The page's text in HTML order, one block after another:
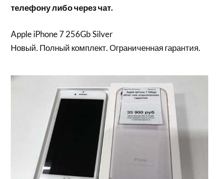
телефону либо через чат.
Apple iPhone 7 256Gb Silver
Новый. Полный комплект. Ограниченная гарантия.